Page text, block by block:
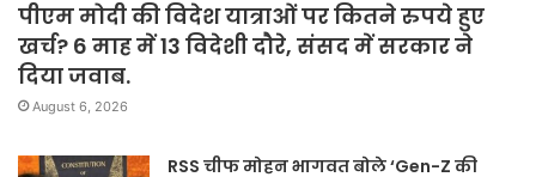
पीएम मोदी की विदेश यात्राओं पर कितने रुपये हुए
खर्च? 6 माह में 13 विदेशी दौरे, संसद में सरकार ने
दिया जवाब.
August 6, 2026
RSS चीफ मोहन भागवत बोले ‘Gen-Z की